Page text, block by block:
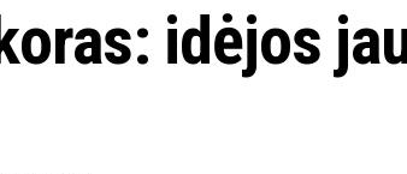
idėjos